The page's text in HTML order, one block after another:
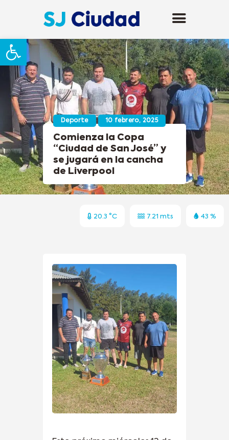
Abrir barra de herramientas
Deporte 10 febrero, 2025
Comienza la Copa
“Ciudad de San José” y
se jugará en la cancha
de Liverpool
20.3 °C 7.21 mts 43 %